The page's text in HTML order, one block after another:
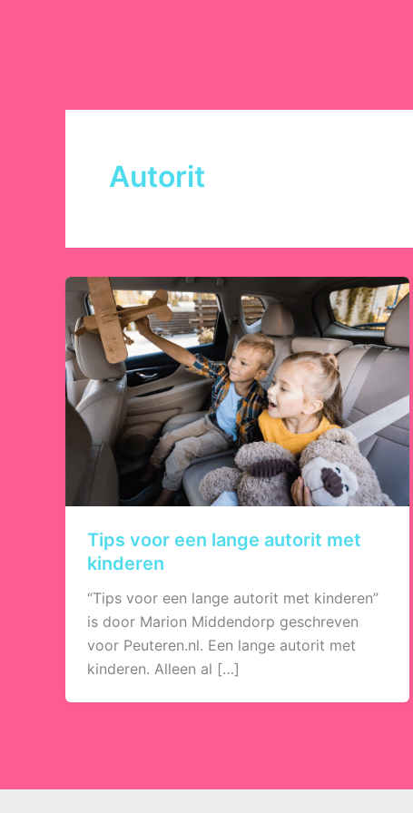
Autorit
Tips voor een lange autorit met
kinderen
“Tips voor een lange autorit met kinderen”
is door Marion Middendorp geschreven
voor Peuteren.nl. Een lange autorit met
kinderen. Alleen al […]